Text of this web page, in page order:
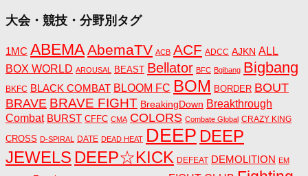
大会・競技・分野別タグ
1MC ABEMAAbemaTV ACB ACF ADCC AJKN ALL
BOX WORLD AROUSAL BEAST Bellator BFC Bgibang Bigbang
BKFC BLACK COMBAT BLOOM FC BOM BORDER BOUT
BRAVE BRAVE FIGHT BreakingDown Breakthrough
Combat BURST CFFC CMA COLORS Combate Global CRAZY KING
CROSS D-SPIRAL DATE DEAD HEAT DEEP DEEP
JEWELS DEEP☆KICK DEFEAT DEMOLITION EM